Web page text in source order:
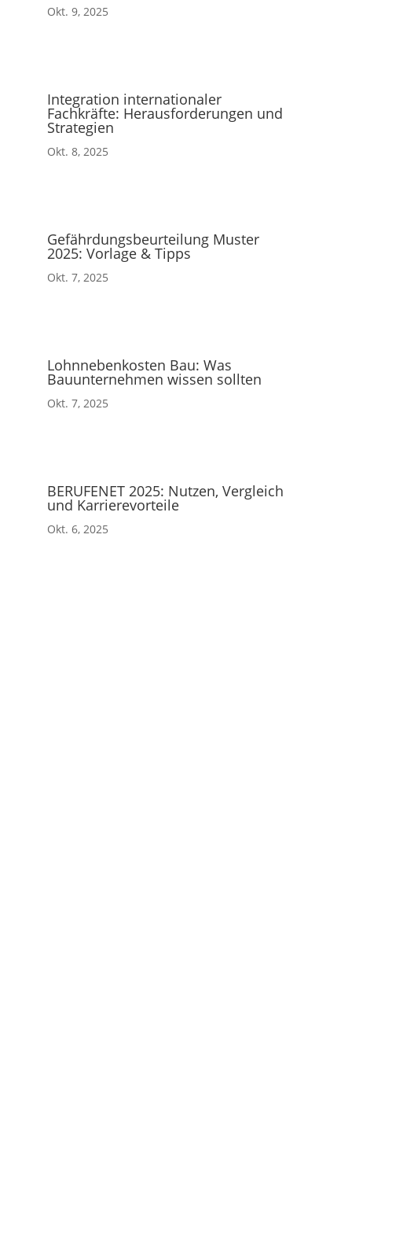
Okt. 9, 2025
Integration internationaler
Fachkräfte: Herausforderungen und
Strategien
Okt. 8, 2025
Gefährdungsbeurteilung Muster
2025: Vorlage & Tipps
Okt. 7, 2025
Lohnnebenkosten Bau: Was
Bauunternehmen wissen sollten
Okt. 7, 2025
BERUFENET 2025: Nutzen, Vergleich
und Karrierevorteile
Okt. 6, 2025